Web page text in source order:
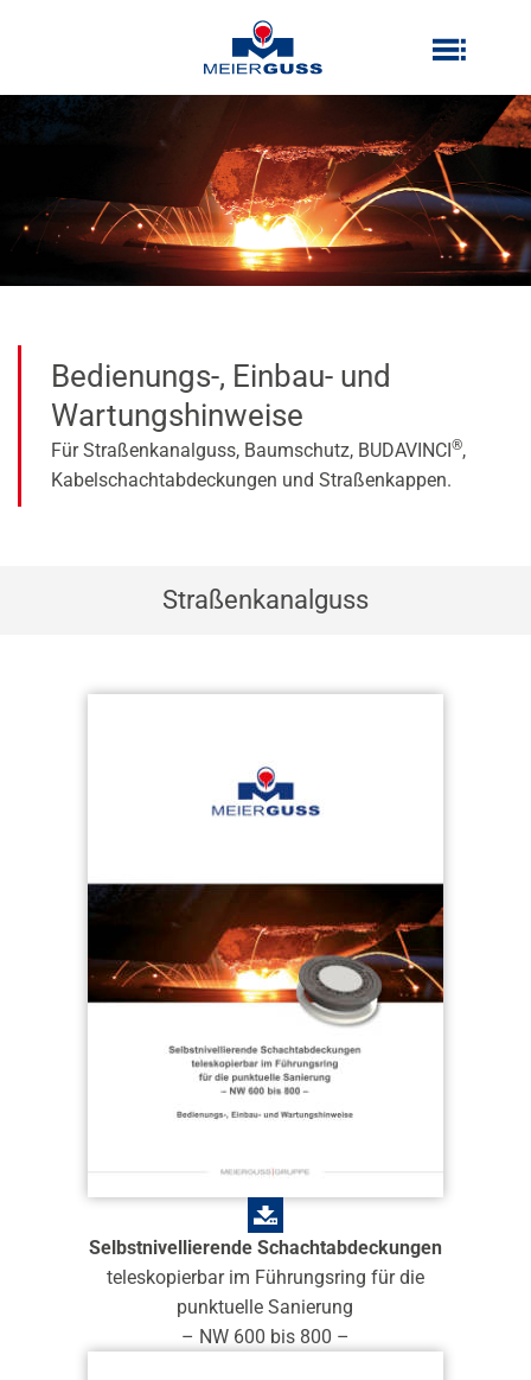
Bedienungs-, Einbau- und
Wartungshinweise
Für Straßenkanalguss, Baumschutz, BUDAVINCI®,
Kabelschachtabdeckungen und Straßenkappen.
Straßenkanalguss
Selbstnivellierende Schachtabdeckungen
teleskopierbar im Führungsring für die
punktuelle Sanierung
– NW 600 bis 800 –